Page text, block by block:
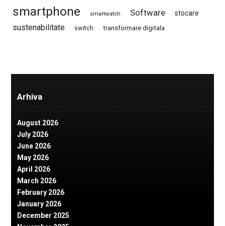
smartphone smartwatch Software stocare
sustenabilitate switch transformare digitala
Arhiva
August 2026
July 2026
June 2026
May 2026
April 2026
March 2026
February 2026
January 2026
December 2025